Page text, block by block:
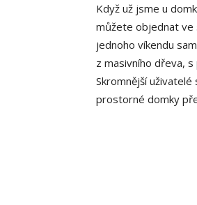
Když už jsme u
můžete objednat ve
jednoho víkendu
z masivního dřeva,
Skromnější
prostorné domky